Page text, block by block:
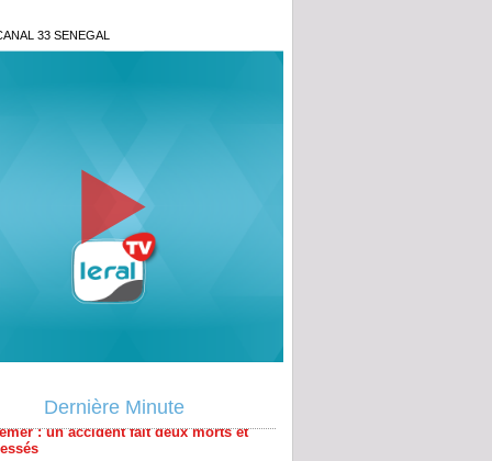
33 SENEGAL
Dernière Minute
Faso : plus de 400 terroristes
lors d'attaques contre plusieurs